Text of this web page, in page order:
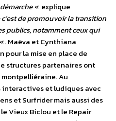
« explique
de promouvoir la transition
publics, notamment ceux qui
. Maëva et Cynthiana
la mise en place de
structures partenaires ont
Au
et ludiques avec
et Surfrider mais aussi des
Vieux Biclou et le Repair